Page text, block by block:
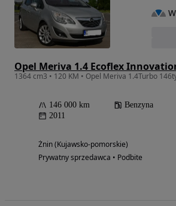
Opel Meriva 1.4 Ecoflex
146 000 km Benzyna
2011
Żnin (Kujawsko-pomorskie)
Prywatny sprzedawca • Podbite